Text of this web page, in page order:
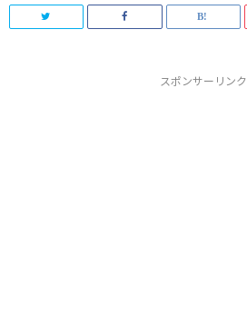
スポンサーリンク